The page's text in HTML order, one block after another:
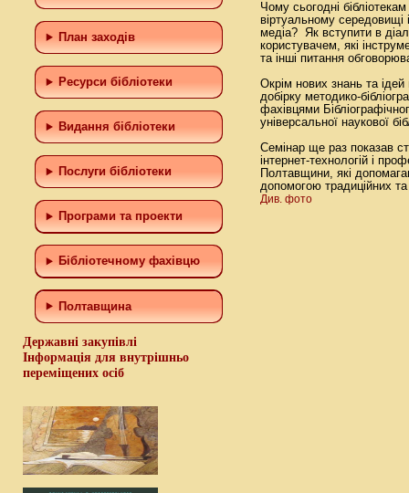
План заходів
Ресурси бібліотеки
Видання бібліотеки
Послуги бібліотеки
Програми та проекти
Бiблiотечному фахiвцю
Полтавщина
Державні закупівлі
Інформація для внутрішньо
переміщених осіб
Чому сьогодні
віртуальному середовищі
медіа? Як вступити в
користувачем, які
та інші питання
Окрім нових знань та
добірку методико-
фахівцями
універсальної наукової
Семінар ще раз показав
інтернет-технологій і
Полтавщини, які
допомогою традиційних
Див. фото